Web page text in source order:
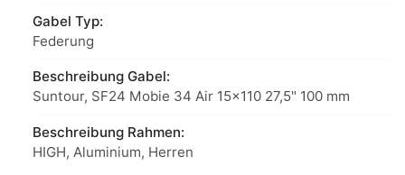
Gabel Typ:
Federung
Beschreibung Gabel:
Suntour, SF24 Mobie 34 Air 15x110 27,5" 100 mm
Beschreibung Rahmen:
HIGH, Aluminium, Herren